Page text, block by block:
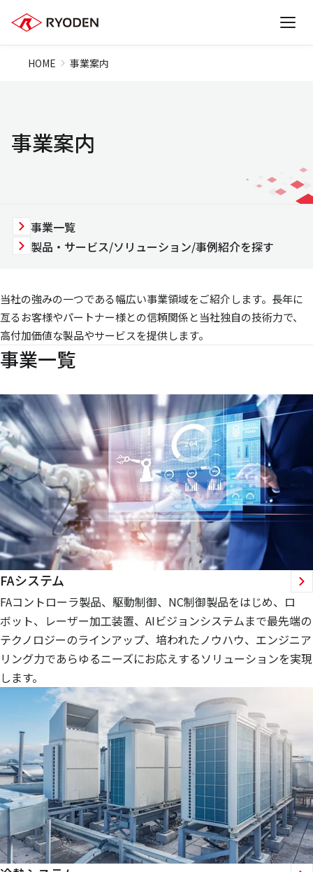
HOME 事業案内
事業案内
事業一覧
製品・サービス/ソリューション/事例紹介を探す
当社の強みの一つである幅広い事業領域をご紹介します。長年に
亙るお客様やパートナー様との信頼関係と当社独自の技術力で、
高付加価値な製品やサービスを提供します。
事業一覧
FAシステム
FAコントローラ製品、駆動制御、NC制御製品をはじめ、ロ
ボット、レーザー加工装置、AIビジョンシステムまで最先端の
テクノロジーのラインアップ、培われたノウハウ、エンジニア
リング力であらゆるニーズにお応えするソリューションを実現
します。